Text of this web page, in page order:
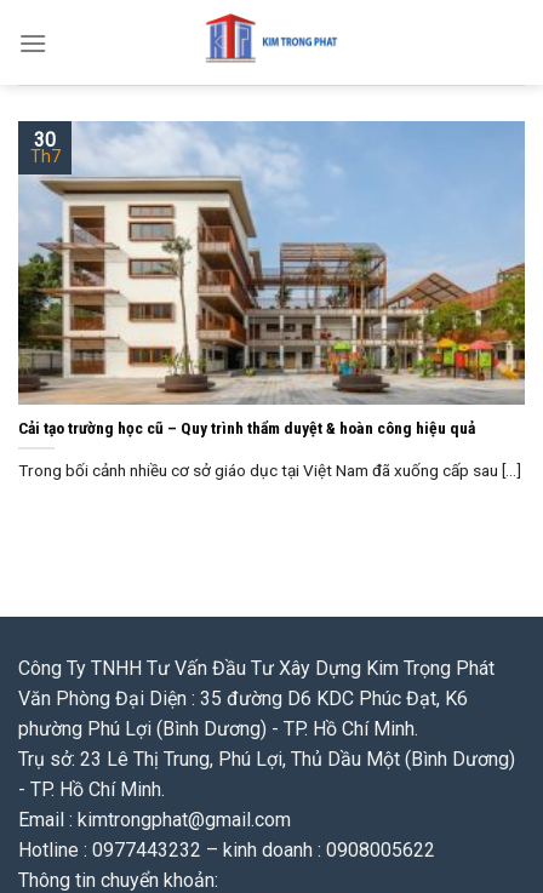
Cải tạo trường học cũ – Quy trình thẩm duyệt & hoàn công hiệu quả
Trong bối cảnh nhiều cơ sở giáo dục tại Việt Nam đã xuống cấp sau [...]
30
Th7
Công Ty TNHH Tư Vấn Đầu Tư Xây Dựng Kim Trọng Phát
Văn Phòng Đại Diện : 35 đường D6 KDC Phúc Đạt, K6
phường Phú Lợi (Bình Dương) - TP. Hồ Chí Minh.
Trụ sở: 23 Lê Thị Trung, Phú Lợi, Thủ Dầu Một (Bình Dương)
- TP. Hồ Chí Minh.
Email : kimtrongphat@gmail.com
Hotline : 0977443232 – kinh doanh : 0908005622
Thông tin chuyển khoản: